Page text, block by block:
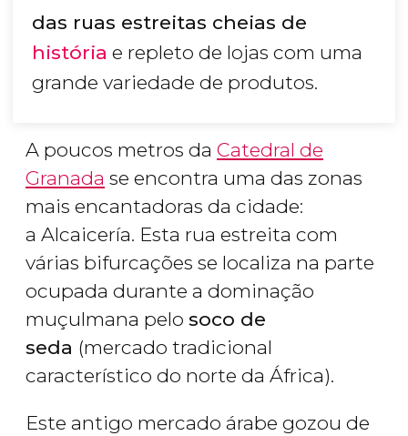
das ruas estreitas cheias de
história e repleto de lojas com uma
grande variedade de produtos.
A poucos metros da Catedral de
Granada se encontra uma das zonas
mais encantadoras da cidade:
a Alcaicería. Esta rua estreita com
várias bifurcações se localiza na parte
ocupada durante a dominação
muçulmana pelo soco de
seda (mercado tradicional
característico do norte da África).
Este antigo mercado árabe gozou de